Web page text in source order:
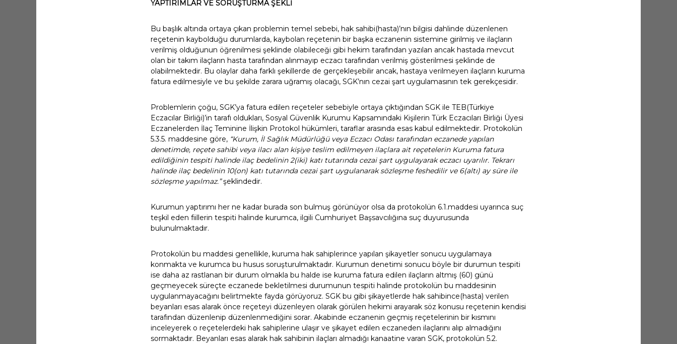
YAPTIRIMLAR VE SORUŞTURMA ŞEKLİ
Bu başlık altında ortaya çıkan problemin temel sebebi, hak sahibi(hasta)’nın bilgisi dahlinde düzenlenen
reçetenin kaybolduğu durumlarda, kaybolan reçetenin bir başka eczanenin sistemine girilmiş ve ilaçların
verilmiş olduğunun öğrenilmesi şeklinde olabileceği gibi hekim tarafından yazılan ancak hastada mevcut
olan bir takım ilaçların hasta tarafından alınmayıp eczacı tarafından verilmiş gösterilmesi şeklinde de
olabilmektedir. Bu olaylar daha farklı şekillerde de gerçekleşebilir ancak, hastaya verilmeyen ilaçların kuruma
fatura edilmesiyle ve bu şekilde zarara uğramış olacağı, SGK’nın cezai şart uygulamasının tek gerekçesidir.
Problemlerin çoğu, SGK’ya fatura edilen reçeteler sebebiyle ortaya çıktığından SGK ile TEB(Türkiye
Eczacılar Birliği)’in tarafı oldukları, Sosyal Güvenlik Kurumu Kapsamındaki Kişilerin Türk Eczacıları Birliği Üyesi
Eczanelerden İlaç Teminine İlişkin Protokol hükümleri, taraflar arasında esas kabul edilmektedir. Protokolün
5.3.5. maddesine göre, “Kurum, İl Sağlık Müdürlüğü veya Eczacı Odası tarafından eczanede yapılan
denetimde, reçete sahibi veya ilacı alan kişiye teslim edilmeyen ilaçlara ait reçetelerin Kuruma fatura
edildiğinin tespiti halinde ilaç bedelinin 2(iki) katı tutarında cezai şart uygulayarak eczacı uyarılır. Tekrarı
halinde ilaç bedelinin 10(on) katı tutarında cezai şart uygulanarak sözleşme feshedilir ve 6(altı) ay süre ile
sözleşme yapılmaz.”şeklindedir.
Kurumun yaptırımı her ne kadar burada son bulmuş görünüyor olsa da protokolün 6.1.maddesi uyarınca suç
teşkil eden fiillerin tespiti halinde kurumca, ilgili Cumhuriyet Başsavcılığına suç duyurusunda
bulunulmaktadır.
Protokolün bu maddesi genellikle, kuruma hak sahiplerince yapılan şikayetler sonucu uygulamaya
konmakta ve kurumca bu husus soruşturulmaktadır. Kurumun denetimi sonucu böyle bir durumun tespiti
ise daha az rastlanan bir durum olmakla bu halde ise kuruma fatura edilen ilaçların altmış (60) günü
geçmeyecek süreçte eczanede bekletilmesi durumunun tespiti halinde protokolün bu maddesinin
uygulanmayacağını belirtmekte fayda görüyoruz. SGK bu gibi şikayetlerde hak sahibince(hasta) verilen
beyanları esas alarak önce reçeteyi düzenleyen olarak görülen hekimi arayarak söz konusu reçetenin kendisi
tarafından düzenlenip düzenlenmediğini sorar. Akabinde eczanenin geçmiş reçetelerinin bir kısmını
inceleyerek o reçetelerdeki hak sahiplerine ulaşır ve şikayet edilen eczaneden ilaçlarını alıp almadığını
sormaktadır. Beyanları esas alarak hak sahibinin ilaçları almadığı kanaatine varan SGK, protokolün 5.2.